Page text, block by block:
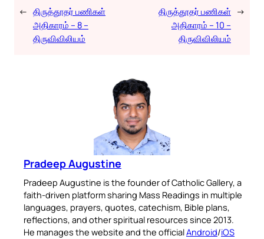
← திருத்தூதர் பணிகள்
அதிகாரம் – 8 –
திருவிவிலியம்
திருத்தூதர் பணிகள்
அதிகாரம் – 10 –
திருவிவிலியம்
→
Pradeep Augustine
Pradeep Augustine is the founder of Catholic Gallery, a
faith-driven platform sharing Mass Readings in multiple
languages, prayers, quotes, catechism, Bible plans,
reflections, and other spiritual resources since 2013.
He manages the website and the officialAndroid/iOS